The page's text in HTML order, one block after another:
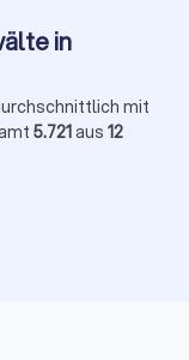
in
mit
5.721aus 12